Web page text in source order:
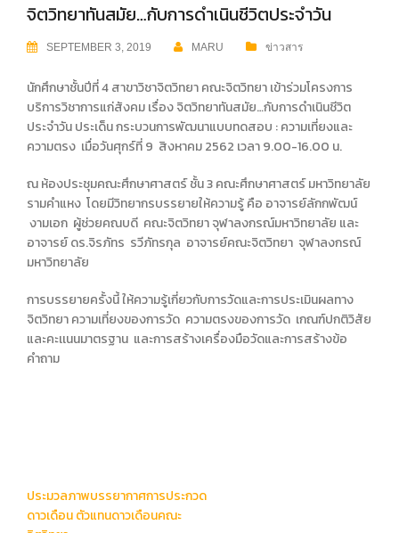
จิตวิทยาทันสมัย…กับการดำเนินชีวิตประจำวัน
SEPTEMBER 3, 2019 MARU ข่าวสาร
นักศึกษาชั้นปีที่ 4 สาขาวิชาจิตวิทยา คณะจิตวิทยา เข้าร่วมโครงการ
บริการวิชาการแก่สังคม เรื่อง จิตวิทยาทันสมัย…กับการดำเนินชีวิต
ประจำวัน ประเด็น กระบวนการพัฒนาแบบทดสอบ : ความเที่ยงและ
ความตรง เมื่อวันศุกร์ที่ 9 สิงหาคม 2562 เวลา 9.00-16.00 น.
ณ ห้องประชุมคณะศึกษาศาสตร์ ชั้น 3 คณะศึกษาศาสตร์ มหาวิทยาลัย
รามคำแหง โดยมีวิทยากรบรรยายให้ความรู้ คือ อาจารย์ลักกพัฒน์
งามเอก ผู้ช่วยคณบดี คณะจิตวิทยา จุฬาลงกรณ์มหาวิทยาลัย และ
อาจารย์ ดร.จิรภัทร รวีภัทรกุล อาจารย์คณะจิตวิทยา จุฬาลงกรณ์
มหาวิทยาลัย
การบรรยายครั้งนี้ ให้ความรู้เกี่ยวกับการวัดและการประเมินผลทาง
จิตวิทยา ความเที่ยงของการวัด ความตรงของการวัด เกณฑ์ปกติวิสัย
และคะเเนนมาตรฐาน และการสร้างเครื่องมือวัดและการสร้างข้อ
คำถาม
Post
navigation
ประมวลภาพบรรยากาศการประกวด
ดาวเดือน ตัวแทนดาวเดือนคณะ